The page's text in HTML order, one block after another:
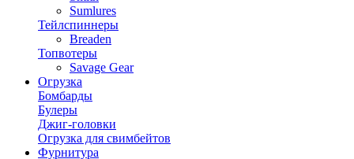
Sumlures
Тейлспиннеры
Breaden
Топвотеры
Savage Gear
Огрузка
Бомбарды
Булеры
Джиг-головки
Огрузка для свимбейтов
Фурнитура